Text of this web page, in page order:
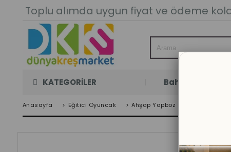
Toplu alımda uygun fiyat ve ödeme
KATEGORİLER Bahçe Oyun
Anasayfa > Eğitici Oyuncak > Ahşap Yapboz Oyuncakları